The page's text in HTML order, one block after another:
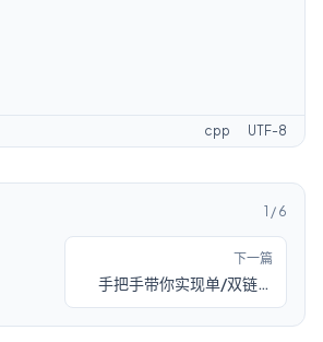
cpp UTF-8
1 / 6
下一篇
手把手带你实现单/双链表
（C/C++ 数据结构）